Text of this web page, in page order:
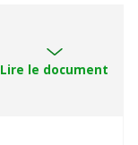
Lire le document